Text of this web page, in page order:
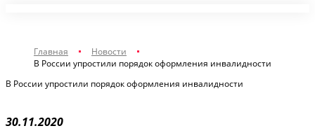
Главная
Новости
В России упростили порядок оформления инвалидности
В России упростили порядок оформления инвалидности
30.11.2020